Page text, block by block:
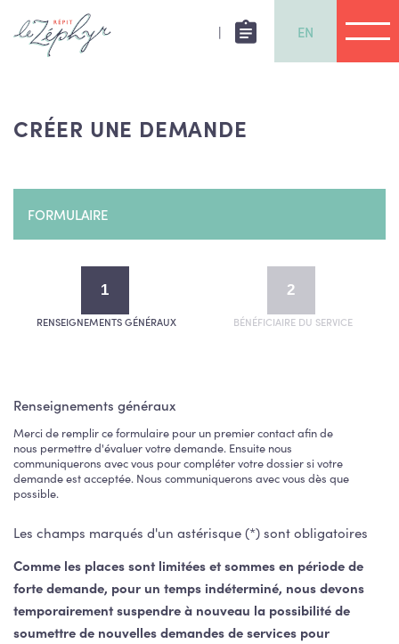
| EN
CRÉER UNE DEMANDE
FORMULAIRE
1
RENSEIGNEMENTS GÉNÉRAUX
2
BÉNÉFICIAIRE DU SERVICE
Renseignements généraux
Merci de remplir ce formulaire pour un premier contact afin de
nous permettre d'évaluer votre demande. Ensuite nous
communiquerons avec vous pour compléter votre dossier si votre
demande est acceptée. Nous communiquerons avec vous dès que
possible.
Les champs marqués d'un astérisque (*) sont obligatoires
Comme les places sont limitées et sommes en période de
forte demande, pour un temps indéterminé, nous devons
temporairement suspendre à nouveau la possibilité de
soumettre de nouvelles demandes de services pour